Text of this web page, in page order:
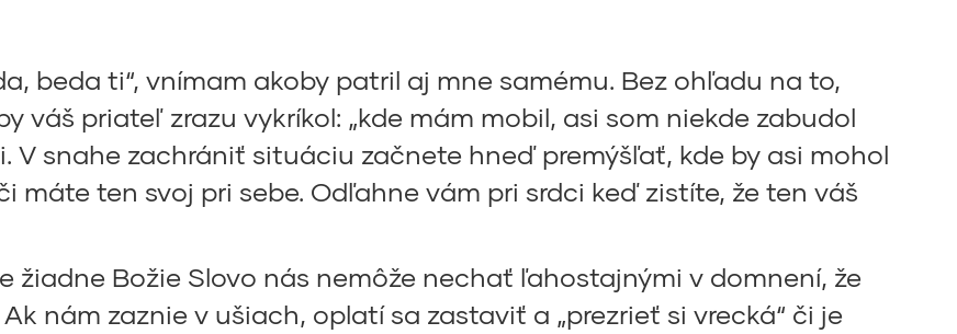
beda ti“, vnímam akoby patril aj mne samému. Bez ohľadu na to,
váš priateľ zrazu vykríkol: „kde mám mobil, asi som niekde zabudol
V snahe zachrániť situáciu začnete hneď premýšľať, kde by asi mohol
máte ten svoj pri sebe. Odľahne vám pri srdci keď zistíte, že ten váš
žiadne Božie Slovo nás nemôže nechať ľahostajnými v domnení, že
nám zaznie v ušiach, oplatí sa zastaviť a „prezrieť si vrecká“ či je